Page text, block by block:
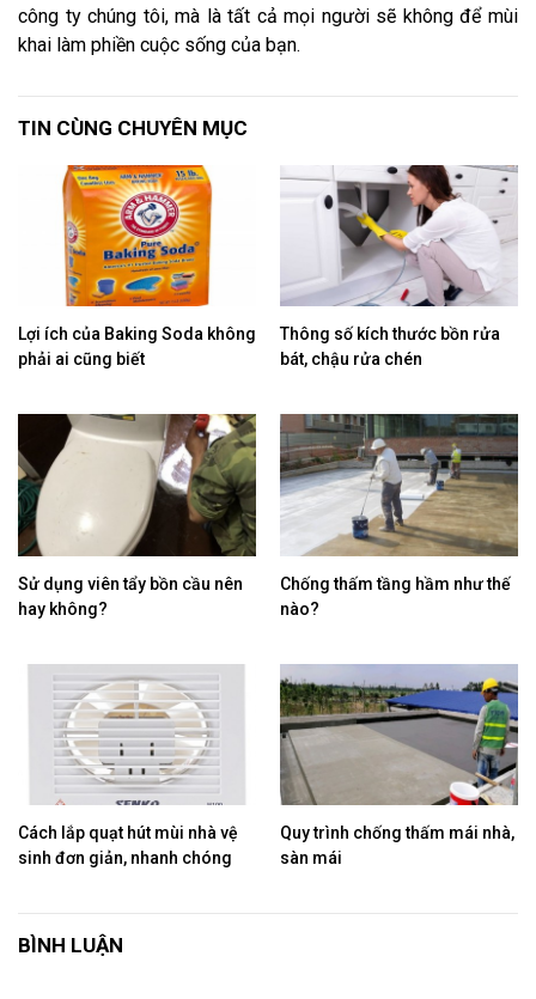
công ty chúng tôi, mà là tất cả mọi người sẽ không để mùi
khai làm phiền cuộc sống của bạn.
TIN CÙNG CHUYÊN MỤC
Lợi ích của Baking Soda không
phải ai cũng biết
Thông số kích thước bồn rửa
bát, chậu rửa chén
Sử dụng viên tẩy bồn cầu nên
hay không?
Chống thấm tầng hầm như thế
nào?
Cách lắp quạt hút mùi nhà vệ
sinh đơn giản, nhanh chóng
Quy trình chống thấm mái nhà,
sàn mái
BÌNH LUẬN